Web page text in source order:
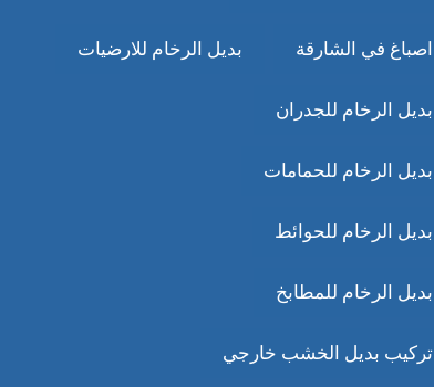
اصباغ في الشارقة بديل الرخام للارضيات
بديل الرخام للجدران
بديل الرخام للحمامات
بديل الرخام للحوائط
بديل الرخام للمطابخ
تركيب بديل الخشب خارجي